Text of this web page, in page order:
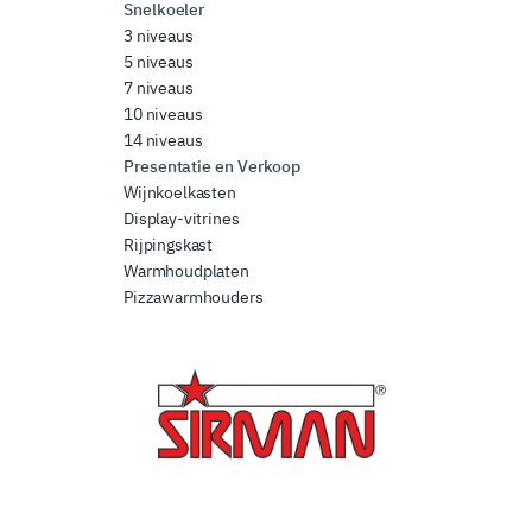
Snelkoeler
3 niveaus
5 niveaus
7 niveaus
10 niveaus
14 niveaus
Presentatie en Verkoop
Wijnkoelkasten
Display-vitrines
Rijpingskast
Warmhoudplaten
Pizzawarmhouders